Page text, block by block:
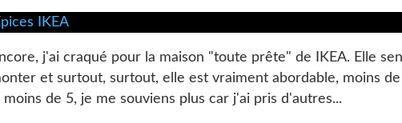
j'ai craqué pour la maison "toute prête" de IKEA. Elle
et surtout, surtout, elle est vraiment abordable, moins
de 5, je me souviens plus car j'ai pris d'autres...